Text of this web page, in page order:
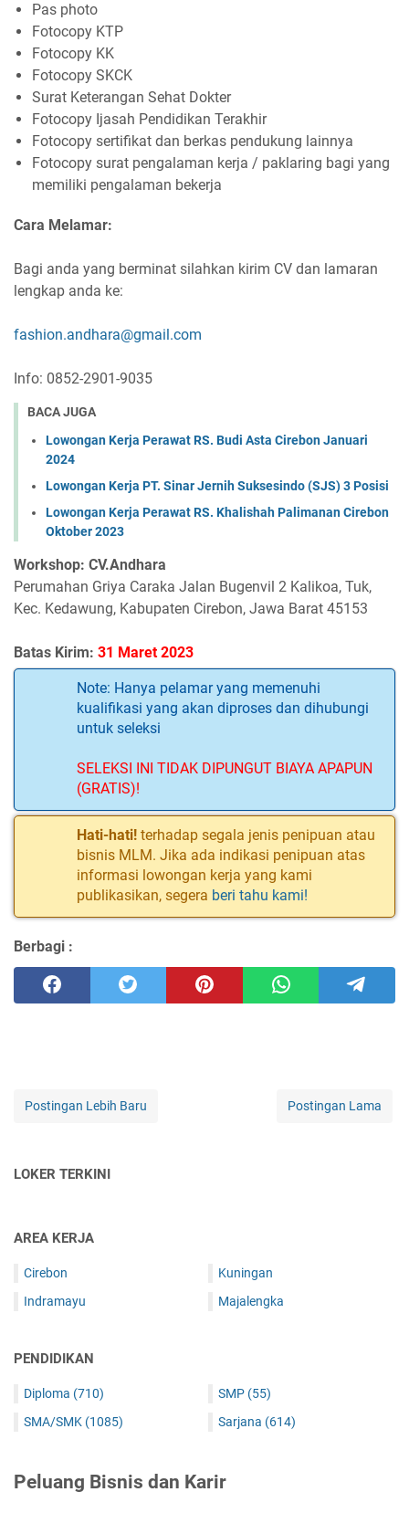
Pas photo
Fotocopy KTP
Fotocopy KK
Fotocopy SKCK
Surat Keterangan Sehat Dokter
Fotocopy Ijasah Pendidikan Terakhir
Fotocopy sertifikat dan berkas pendukung lainnya
Fotocopy surat pengalaman kerja / paklaring bagi yang
memiliki pengalaman bekerja
Cara Melamar:
Bagi anda yang berminat silahkan kirim CV dan lamaran
lengkap anda ke:
fashion.andhara@gmail.com
Info: 0852-2901-9035
BACA JUGA
Lowongan Kerja Perawat RS. Budi Asta Cirebon Januari
2024
Lowongan Kerja PT. Sinar Jernih Suksesindo (SJS) 3 Posisi
Lowongan Kerja Perawat RS. Khalishah Palimanan Cirebon
Oktober 2023
Workshop: CV.Andhara
Perumahan Griya Caraka Jalan Bugenvil 2 Kalikoa, Tuk,
Kec. Kedawung, Kabupaten Cirebon, Jawa Barat 45153
Batas Kirim: 31 Maret 2023
Note: Hanya pelamar yang memenuhi
kualifikasi yang akan diproses dan dihubungi
untuk seleksi
SELEKSI INI TIDAK DIPUNGUT BIAYA APAPUN
(GRATIS)!
Hati-hati! terhadap segala jenis penipuan atau
bisnis MLM. Jika ada indikasi penipuan atas
informasi lowongan kerja yang kami
publikasikan, segera beri tahu kami!
Berbagi :
Postingan Lebih Baru Postingan Lama
LOKER TERKINI
AREA KERJA
Cirebon
Indramayu
Kuningan
Majalengka
PENDIDIKAN
Diploma (710)
SMA/SMK (1085)
SMP (55)
Sarjana (614)
Peluang Bisnis dan Karir